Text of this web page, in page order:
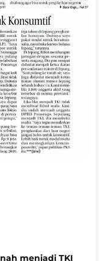
menjadi TKI